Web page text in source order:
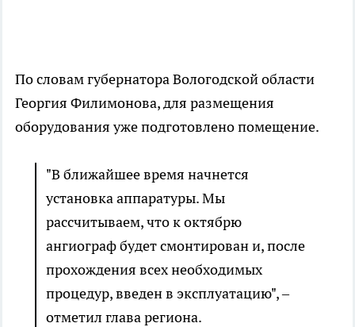
По словам губернатора Вологодской области
Георгия Филимонова, для размещения
оборудования уже подготовлено помещение.
"В ближайшее время начнется
установка аппаратуры. Мы
рассчитываем, что к октябрю
ангиограф будет смонтирован и, после
прохождения всех необходимых
процедур, введен в эксплуатацию", –
отметил глава региона.